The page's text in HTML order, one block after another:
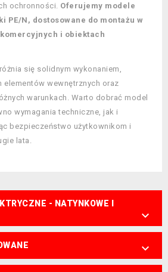
ochronności. Oferujemy modele
PE/N, dostosowane do montażu w
i obiektach
się solidnym wykonaniem,
elementów wewnętrznych oraz
warunkach. Warto dobrać model
wymagania techniczne, jak i
bezpieczeństwo użytkownikom i
lata.
- NATYNKOWE I

